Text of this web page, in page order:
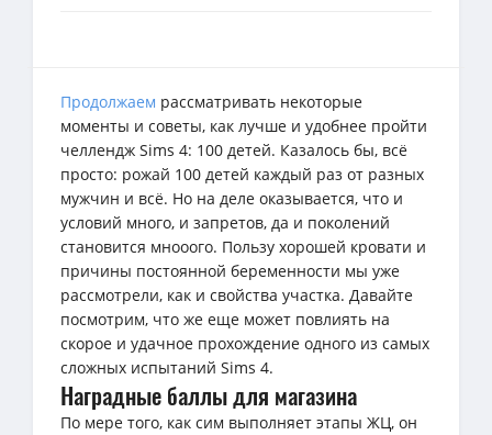
Продолжаем рассматривать некоторые
моменты и советы, как лучше и удобнее пройти
челлендж Sims 4: 100 детей. Казалось бы, всё
просто: рожай 100 детей каждый раз от разных
мужчин и всё. Но на деле оказывается, что и
условий много, и запретов, да и поколений
становится мнооого. Пользу хорошей кровати и
причины постоянной беременности мы уже
рассмотрели, как и свойства участка. Давайте
посмотрим, что же еще может повлиять на
скорое и удачное прохождение одного из самых
сложных испытаний Sims 4.
Наградные баллы для магазина
По мере того, как сим выполняет этапы ЖЦ, он